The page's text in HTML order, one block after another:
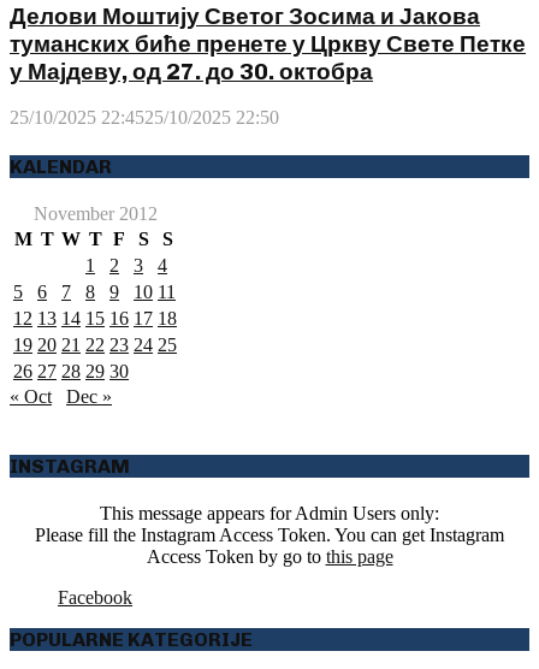
Делови Моштију Светог Зосима и Јакова
туманских биће пренете у Цркву Свете Петке
у Мајдеву, од 27. до 30. октобра
25/10/2025 22:4525/10/2025 22:50
KALENDAR
November 2012
M T W T F S
S
1
2 3
4
5
6 7 8 9 10 11
12 13 14 15 16 17 18
19 20 21 22 23 24 25
26 27 28 29 30
« Oct
Dec »
INSTAGRAM
This message appears for Admin Users only:
Please fill the Instagram Access Token. You can get Instagram
Access Token by go to this page
Facebook
POPULARNE KATEGORIJE